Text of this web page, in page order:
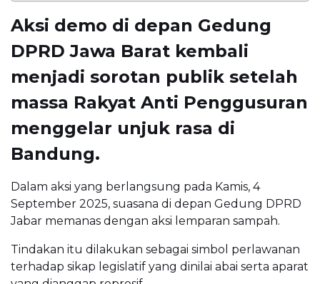
Aksi demo di depan Gedung
DPRD Jawa Barat kembali
menjadi sorotan publik setelah
massa Rakyat Anti Penggusuran
menggelar unjuk rasa di
Bandung.
Dalam aksi yang berlangsung pada Kamis, 4
September 2025, suasana di depan Gedung DPRD
Jabar memanas dengan aksi lemparan sampah.
Tindakan itu dilakukan sebagai simbol perlawanan
terhadap sikap legislatif yang dinilai abai serta aparat